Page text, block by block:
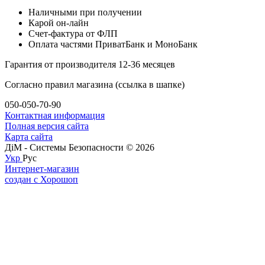
Наличными при получении
Карой он-лайн
Счет-фактура от ФЛП
Оплата частями ПриватБанк и МоноБанк
Гарантия от производителя 12-36 месяцев
Согласно правил магазина (ссылка в шапке)
050-050-70-90
Контактная информация
Полная версия сайта
Карта сайта
ДіМ - Системы Безопасности © 2026
Укр Рус
Интернет-магазин
создан с Хорошоп